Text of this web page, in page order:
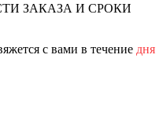
ЗАКАЗА И СРОКИ
с вами в течение дня